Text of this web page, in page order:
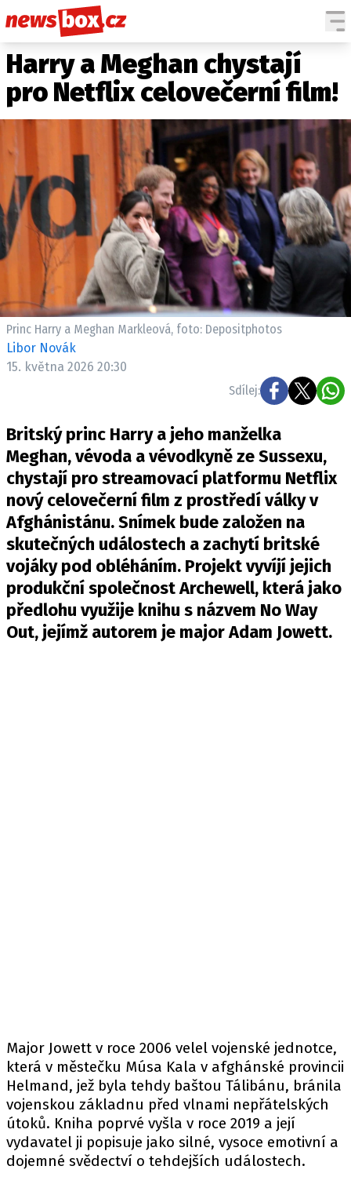
DOMÁCÍ
ZAHRANIČÍ
POČASÍ
KRIMI
KULTURA
SPOLEČNOST
SPORT
ČESKÉ CELEBRITY
SVĚTOVÉ CELEBRITY
SLEDUJTE NÁS NA
Máte příběh, fotku nebo video?
Pošlete e-mail na newsbox.cz
REDAKCE
KONTAKT
VYDAVATEL
INZERCE
OSOBNÍ ÚDAJE / COOKIES
VOLNÁ MÍSTA
Provozovatelem serveru newsbox.cz je
Harry a Meghan chystají
pro Netflix celovečerní film!
Princ Harry a Meghan Markleová, foto: Depositphotos
Libor Novák
15. května 2026 20:30
Sdílej:
Britský princ Harry a jeho manželka
Meghan, vévoda a vévodkyně ze Sussexu,
chystají pro streamovací platformu Netflix
nový celovečerní film z prostředí války v
Afghánistánu. Snímek bude založen na
skutečných událostech a zachytí britské
vojáky pod obléháním. Projekt vyvíjí jejich
produkční společnost Archewell, která jako
předlohu využije knihu s názvem No Way
Out, jejímž autorem je major Adam Jowett.
Major Jowett v roce 2006 velel vojenské jednotce,
která v městečku Músa Kala v afghánské provincii
Helmand, jež byla tehdy baštou Tálibánu, bránila
vojenskou základnu před vlnami nepřátelských
útoků. Kniha poprvé vyšla v roce 2019 a její
vydavatel ji popisuje jako silné, vysoce emotivní a
dojemné svědectví o tehdejších událostech.